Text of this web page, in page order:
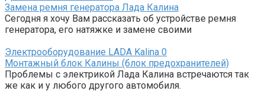
Замена ремня генератора Лада Калина
Сегодня я хочу Вам рассказать об устройстве ремня
генератора, его натяжке и замене своими
Электрооборудование LADA Kalina 0
Монтажный блок Калины (блок предохранителей)
Проблемы с электрикой Лада Калина встречаются так
же как и у любого другого автомобиля.